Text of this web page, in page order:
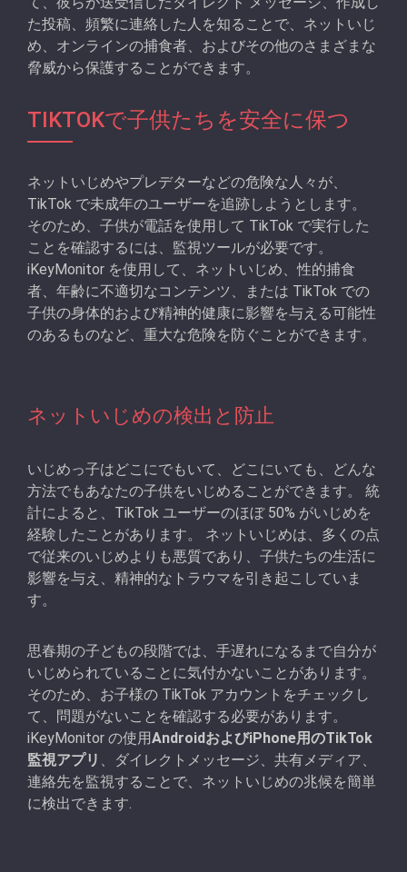
た投稿、頻繁に連絡した人を知ることで、ネットいじ
め、オンラインの捕食者、およびその他のさまざまな
脅威から保護することができます。
TIKTOKで子供たちを安全に保つ
ネットいじめやプレデターなどの危険な人々が、
TikTok で未成年のユーザーを追跡しようとします。
そのため、子供が電話を使用して TikTok で実行した
ことを確認するには、監視ツールが必要です。
iKeyMonitor を使用して、ネットいじめ、性的捕食
者、年齢に不適切なコンテンツ、または TikTok での
子供の身体的および精神的健康に影響を与える可能性
のあるものなど、重大な危険を防ぐことができます。
ネットいじめの検出と防止
いじめっ子はどこにでもいて、どこにいても、どんな
方法でもあなたの子供をいじめることができます。 統
計によると、TikTok ユーザーのほぼ 50% がいじめを
経験したことがあります。 ネットいじめは、多くの点
で従来のいじめよりも悪質であり、子供たちの生活に
影響を与え、精神的なトラウマを引き起こしていま
す。
思春期の子どもの段階では、手遅れになるまで自分が
いじめられていることに気付かないことがあります。
そのため、お子様の TikTok アカウントをチェックし
て、問題がないことを確認する必要があります。
iKeyMonitor の使用AndroidおよびiPhone用のTikTok
監視アプリ 、ダイレクトメッセージ、共有メディア、
連絡先を監視することで、ネットいじめの兆候を簡単
に検出できます.